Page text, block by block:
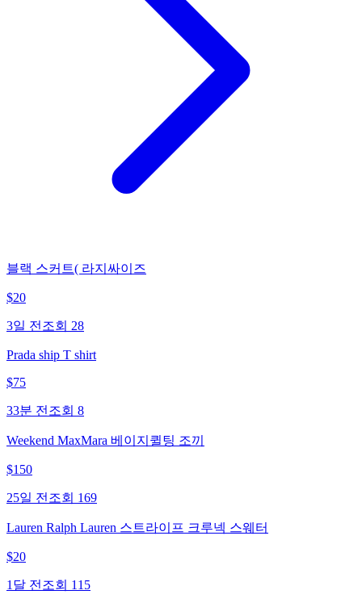
블랙 스커트( 라지싸이즈
$20
3일 전 조회 28
Prada ship T shirt
$75
33분 전 조회 8
Weekend MaxMara 베이지퀼팅 조끼
$150
25일 전 조회 169
Lauren Ralph Lauren 스트라이프 크루넥 스웨터
$20
1달 전 조회 115